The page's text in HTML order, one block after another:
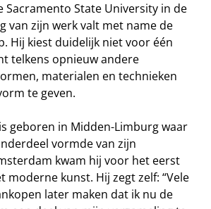
Sacramento State University in de
van zijn werk valt met name de
Hij kiest duidelijk niet voor één
telkens opnieuw andere
materialen en technieken
te geven.
geboren in Midden-Limburg waar
vormde van zijn
kwam hij voor het eerst
moderne kunst. Hij zegt zelf: “Vele
later maken dat ik nu de